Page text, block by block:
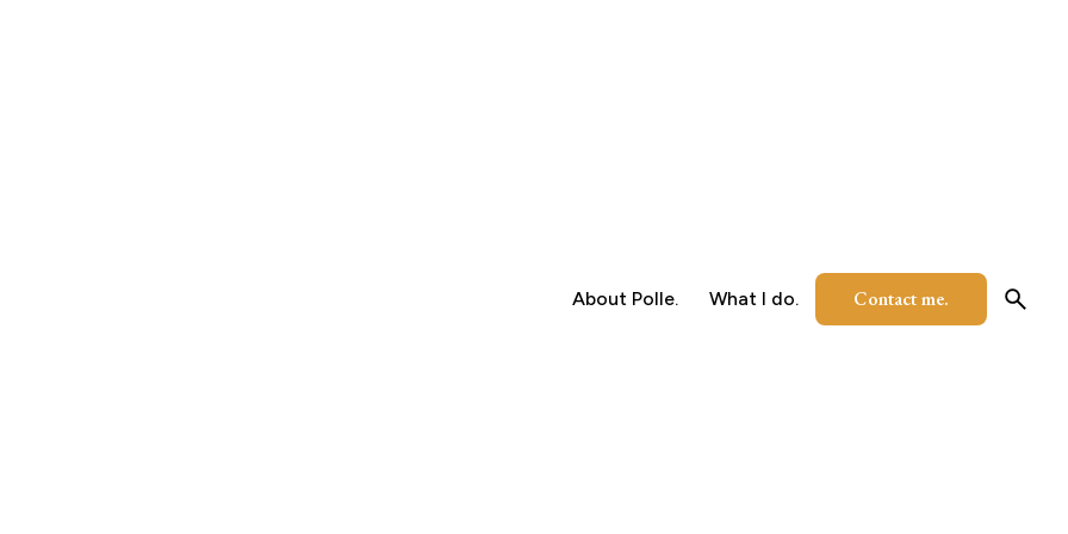
About Polle. What I do. Contact me.